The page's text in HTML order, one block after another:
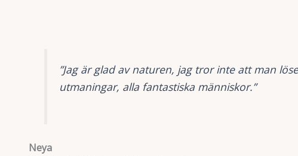
”Jag är glad av naturen, jag tror inte att man
utmaningar, alla fantastiska människor.”
Neya